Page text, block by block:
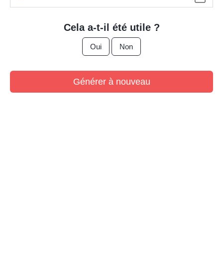
Cela a-t-il été utile ?
Oui Non
Générer à nouveau